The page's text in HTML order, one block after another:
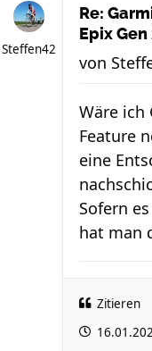
Steffen42
Re:
Epix Gen
von
Wäre ich
Feature
eine
Sofern
hat man
Zitieren